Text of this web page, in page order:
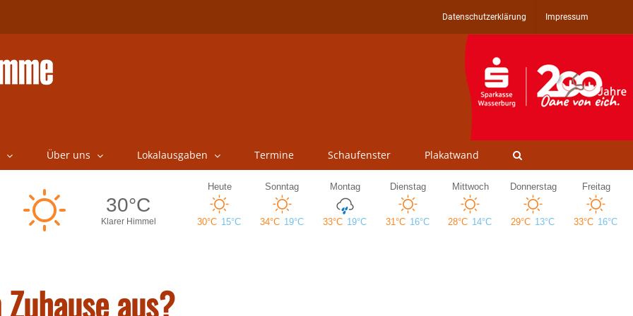
Datenschutzerklärung Impressum
Über uns Lokalausgaben Termine Schaufenster Plakatwand
aus?